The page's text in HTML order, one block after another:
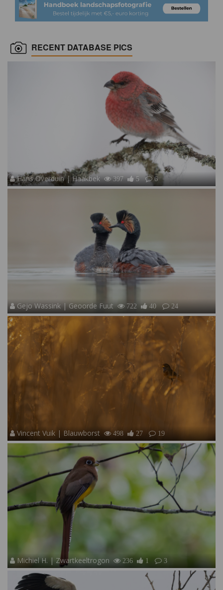
RECENT DATABASE PICS
Hans Overduin | Haakbek 397 5 6
Gejo Wassink | Geoorde Fuut 722 40 24
Vincent Vuik | Blauwborst 498 27 19
Michiel H. | Zwartkeeltrogon 236 1 3